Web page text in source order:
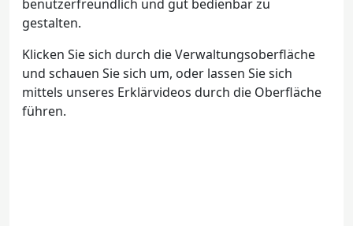
benutzerfreundlich und gut bedienbar zu
gestalten.
Klicken Sie sich durch die Verwaltungsoberfläche
und schauen Sie sich um, oder lassen Sie sich
mittels unseres Erklärvideos durch die Oberfläche
führen.